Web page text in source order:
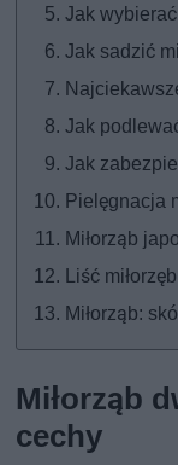
Jak
Jak sadzić
Jak
Jak
Pielęgnacja
Miłorząb
Liść
Miłorząb:
Miłorząb
cechy